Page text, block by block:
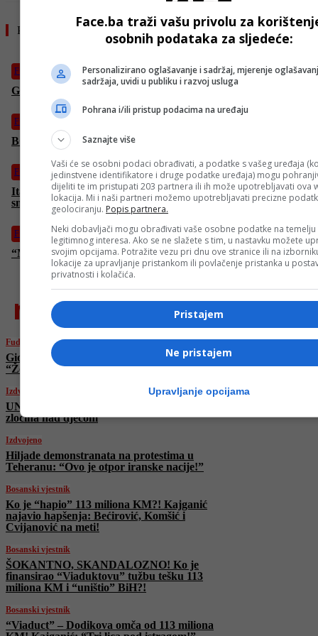
Pročitajte još
Fudbal
Giovanni Troupee potpisao za FK “Željezničar”
Fudbal
BOMBA u Bordo klubu: Na Koševo stiže Nermin Mujkić
Fudbal
Italijanska legenda o Džekinom transferu: “Odličan potez! Mi
smo ga htjeli po svaku cijenu!”
Fudbal
“Manchester City” kažnjen s milion funti, poznat i razlog
najnovije
Fudbal
Giovanni Troupee potpisao za FK
“Željezničar”
Izdvojeno
UN ponovo stavio Izrael na crnu listu zbog
zločina nad djecom
Izdvojeno
Hiljade demonstranata na protestima u
Teheranu: “Ovo je otpor iranske nacije!”
Bosanski vjestnik
Ko je “hapio” 113 miliona KM?! Kajganić
najavio hapšenja: Bećirović, Komšić i
Cvijanović na meti!
Bosanski vjestnik
ŠOKANTNO, SKANDALOZNO! Ko je
finansirao “Viaduktovu” tužbu tešku 113
miliona KM i “uništio” BiH?!
Bosanski vjestnik
“Viaduct” – Dodikova omča od 113 miliona
Face.ba traži vašu privolu za
osobnih podataka za sljedeće:
Personalizirano oglašavanje i sadržaj, mjerenje
sadržaja, uvidi u publiku i razvoj usluga
Pohrana i/ili pristup podacima na uređaju
Saznajte više
Vaši će se osobni podaci obrađivati, a podatke s vašeg uređaja
jedinstvene identifikatore i druge podatke uređaja) mogu
dijeliti te im pristupati 203 partnera ili ih može upotrebljavati ova
lokacija. Mi i naši partneri možemo upotrebljavati precizne
geolociranju. Popis partnera.
Neki dobavljači mogu obrađivati vaše osobne podatke na temelju
legitimnog interesa. Ako se ne slažete s tim, u nastavku možete
svojim opcijama. Potražite vezu pri dnu ove stranice ili na
lokacije za upravljanje pristankom ili povlačenje pristanka u
privatnosti i kolačića.
Pristajem
Ne pristajem
Upravljanje opcijama